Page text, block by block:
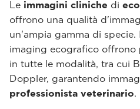
Le immagini cliniche di
offrono una qualità
un'ampia gamma di specie.
imaging ecografico offrono
in tutte le modalità, tra cui
Doppler, garantendo
professionista veterinario.